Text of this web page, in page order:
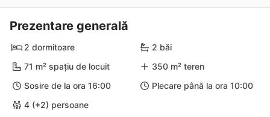
Prezentare generală
2 dormitoare
2 băi
71 m² spațiu de locuit
350 m² teren
Sosire de la ora 16:00
Plecare până la ora 10:00
4 (+2) persoane